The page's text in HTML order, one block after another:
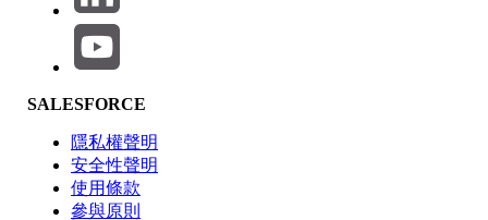
功能影響
SALESFORCE
隱私權聲明
安全性聲明
使用條款
參與原則